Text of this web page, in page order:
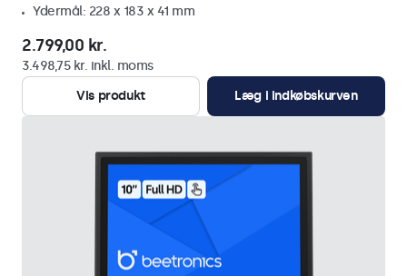
Ydermål: 228 x 183 x 41 mm
2.799,00 kr.
3.498,75 kr. inkl. moms
Vis produkt
Læg i indkøbskurven